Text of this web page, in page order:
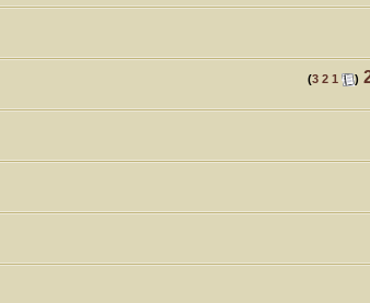
(
1
2
3
)